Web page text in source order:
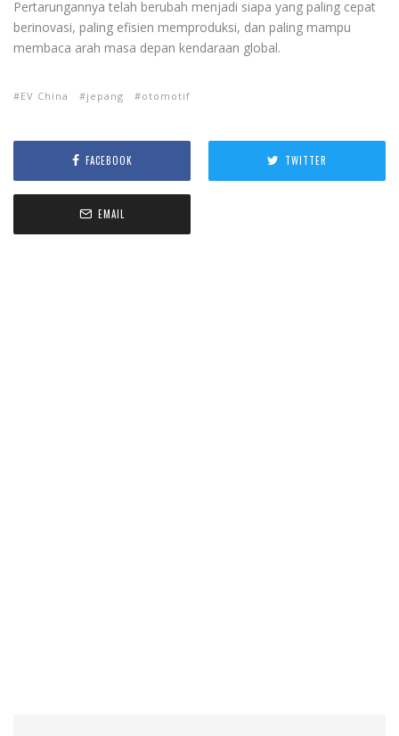
Pertarungannya telah berubah menjadi siapa yang paling cepat
berinovasi, paling efisien memproduksi, dan paling mampu
membaca arah masa depan kendaraan global.
EV China jepang otomotif
FACEBOOK TWITTER
EMAIL